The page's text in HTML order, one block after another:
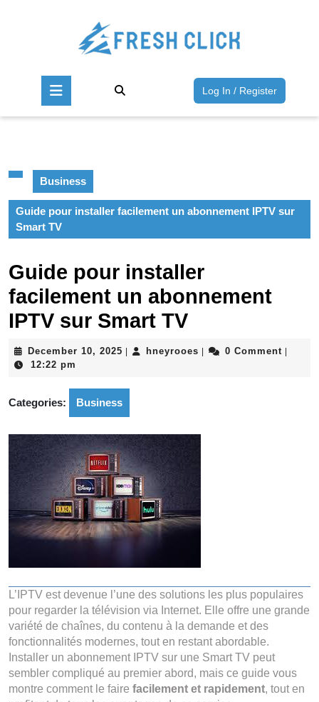
Log In / RegisterLog
In
/
Business
Guide pour installer facilement un abonnement IPTV sur
Smart TV
Guide pour installer
facilement un abonnement
IPTV sur Smart TV
December 10, 2025 Decemberhneyrooes hneyrooes0 Comment
12:22 pm
Categories: Business
L’IPTV est devenue l’une des solutions les plus populaires
pour regarder la télévision via Internet. Elle offre une grande
variété de chaînes, du contenu à la demande et des
fonctionnalités modernes, tout en restant abordable.
Installer un abonnement IPTV sur une Smart TV peut
sembler compliqué au premier abord, mais ce guide vous
montre comment le faire facilement et rapidement, tout en